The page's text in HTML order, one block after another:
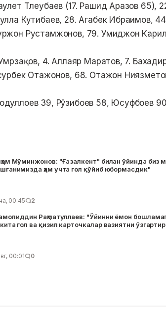
Тлеубаев (17. Рашид Аразов 65),
Кутибаев, 28. Агабек Ибраимов,
Рустамжонов, 79. Умиджон
4. Аллаяр Маратов, 7.
Отажонов, 68. Отажон
39, Рўзибоев 58, Юсуфбоев
Мўминжонов: "Ғазалкент" билан ўйинда биз
ҳам учта гол қўйиб юбормасдик"
00:45 2
Раҳматуллаев: "Ўйинни ёмон
гол ва қизил карточкалар вазиятни
00:01 0